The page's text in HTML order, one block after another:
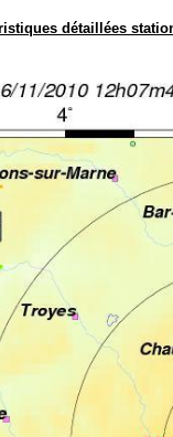
détaillées